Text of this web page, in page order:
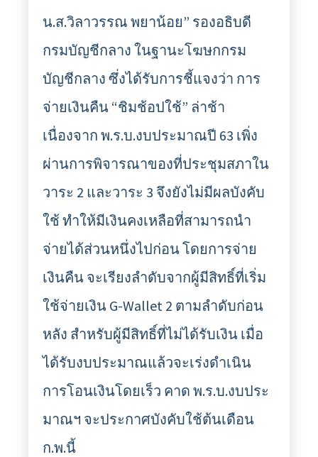
น.ส.วิลาวรรณ พยาน้อย” รองอธิบดี
กรมบัญชีกลาง ในฐานะโฆษกกรม
บัญชีกลาง ซึ่งได้รับการชี้แจงว่า การ
จ่ายเงินคืน “ชิมช้อปใช้” ล่าช้า
เนื่องจาก พ.ร.บ.งบประมาณปี 63 เพิ่ง
ผ่านการพิจารณาของที่ประชุมสภาใน
วาระ 2 และวาระ 3 จึงยังไม่มีผลบังคับ
ใช้ ทำให้มีเงินคงเหลือที่สามารถนำ
จ่ายได้ส่วนหนึ่งไปก่อน โดยการจ่าย
เงินคืน จะเรียงลำดับจากผู้มีสิทธิ์ที่เริ่ม
ใช้จ่ายเงิน G-Wallet 2 ตามลำดับก่อน
หลัง สำหรับผู้มีสิทธิ์ที่ไม่ได้รับเงิน เมื่อ
ได้รับงบประมาณแล้วจะเร่งดำเนิน
การโอนเงินโดยเร็ว คาด พ.ร.บ.งบประ
มาณฯ จะประกาศบังคับใช้ต้นเดือน
ก.พ.นี้